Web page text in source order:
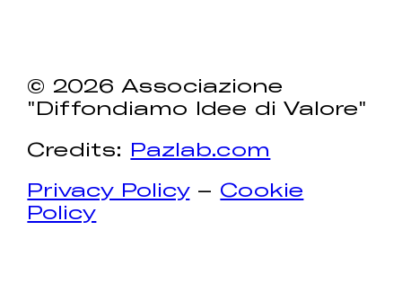
© 2026 Associazione
"Diffondiamo Idee di Valore"
Credits: Pazlab.com
Privacy Policy– Cookie
Policy